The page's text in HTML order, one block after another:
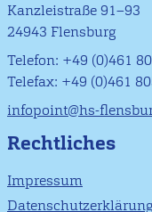
Kanzleistraße 91–93
24943 Flensburg
Telefon: +49 (0)461
Telefax: +49 (0)461
infopoint@hs-
Rechtliches
Impressum
Datenschutzerklärung